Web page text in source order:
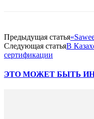
Предыдущая статья
Следующая статьяВ
сертификации
ЭТО МОЖЕТ БЫТЬ